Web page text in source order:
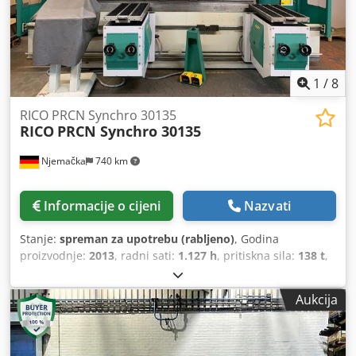
1 /8
Njemačka 740 km
RICO PRCN Synchro 30135
RICO PRCN Synchro 30135
Informacije o cijeni Nazvati
Stanje: spreman za upotrebu (rabljeno), Godina
proizvodnje: 2013, radni sati: 1.127 h, pritiskna sila: 138 t,
, ukupna širina:
visina:2.550 mm, ukupna masa:10.200 kg, proizvođač
kontrolera:DELEM, model upravljača:DA-66T CNC
, duljina
proizvoda (maks.):3.640 mm, broj osovina: 6, Ovaj 6-osni
RICO PRCN Synchro 30135 proizveden je 2013. godine. Ima
Aukcija